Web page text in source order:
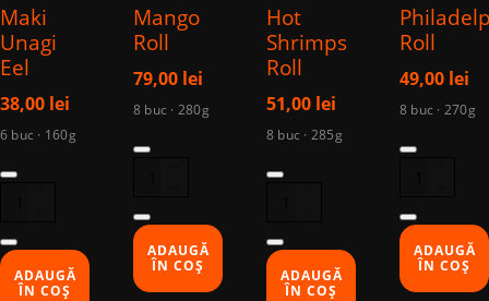
Maki
Unagi
Eel
38,00 lei
6 buc · 160g
Cantitate
Eel
ADAUGĂ
ÎN COȘ
Mango
Roll
79,00 lei
8 buc · 280g
Cantitate
ADAUGĂ
ÎN COȘ
Hot
Shrimps
Roll
51,00 lei
8 buc · 285g
Cantitate
Roll
ADAUGĂ
ÎN COȘ
Roll
49,00 lei
8 buc · 270g
Cantitate
ADAUGĂ
ÎN COȘ